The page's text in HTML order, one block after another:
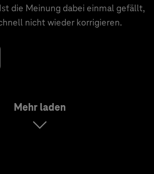
die Meinung dabei einmal gefällt,
nicht wieder korrigieren.
Mehr laden